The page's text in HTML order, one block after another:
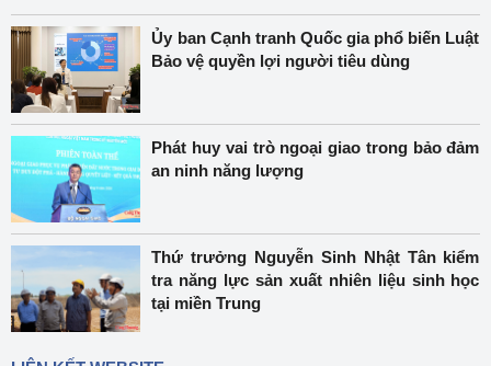
Ủy ban Cạnh tranh Quốc gia phổ biến Luật
Bảo vệ quyền lợi người tiêu dùng
Phát huy vai trò ngoại giao trong bảo đảm
an ninh năng lượng
Thứ trưởng Nguyễn Sinh Nhật Tân kiểm
tra năng lực sản xuất nhiên liệu sinh học
tại miền Trung